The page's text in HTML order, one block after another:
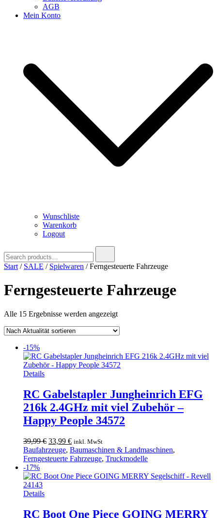
AGB
Mein Konto
Wunschliste
Warenkorb
Logout
for:
Start / SALE / Spielwaren / Ferngesteuerte Fahrzeuge
Ferngesteuerte Fahrzeuge
Alle 15 Ergebnisse werden angezeigtNach
sortiert
-15%
Details
RC Gabelstapler Jungheinrich EFG
216k 2.4GHz mit viel Zubehör –
Happy People 34572
39,99€ Ursprünglicher
Preis
war:
33,99 €Aktueller
Preis
ist:
inkl. MwSt
Baufahrzeuge, Baumaschinen & Landmaschinen,
Ferngesteuerte Fahrzeuge, Truckmodelle
-17%
Details
RC Boot One Piece GOING MERRY